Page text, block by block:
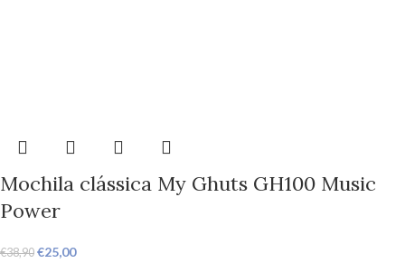
Mochila clássica My Ghuts GH100 Music
Power
€38,90 €25,00